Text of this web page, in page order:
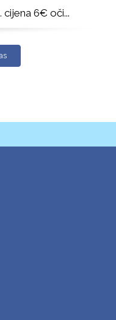
cijena 6€ oči...